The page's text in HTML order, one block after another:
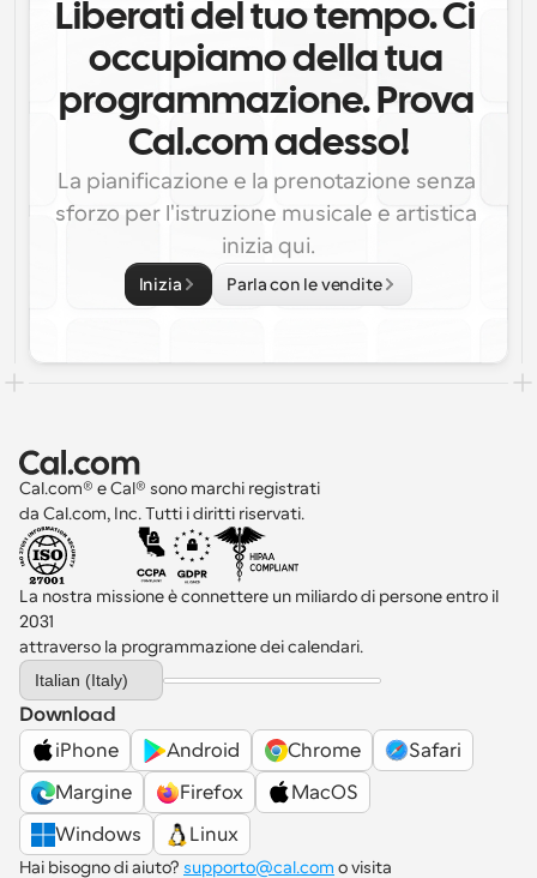
Liberati del tuo tempo. Ci
occupiamo della tua
programmazione. Prova
Cal.com adesso!
La pianificazione e la prenotazione senza
sforzo per l'istruzione musicale e artistica
inizia qui.
Inizia Parla con le vendite
Cal.com® e Cal® sono marchi registrati
da Cal.com, Inc. Tutti i diritti riservati.
La nostra missione è connettere un miliardo di persone entro il
2031
attraverso la programmazione dei calendari.
Select Language
Italian (Italy)
Download
iPhone
Android Chrome
Safari
Margine
Firefox
MacOS
Windows
Linux
Hai bisogno di aiuto? supporto@cal.com